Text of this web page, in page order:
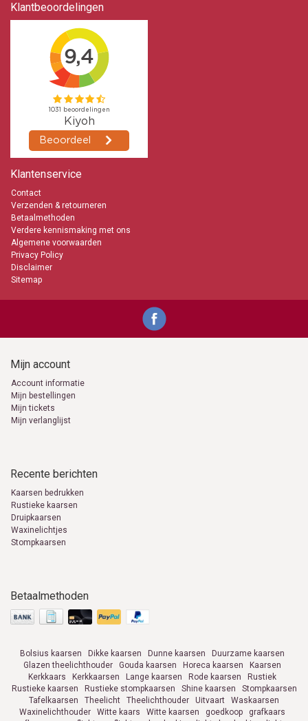
Klantbeoordelingen
Klantenservice
Contact
Verzenden & retourneren
Betaalmethoden
Verdere kennismaking met ons
Algemene voorwaarden
Privacy Policy
Disclaimer
Sitemap
Mijn account
Account informatie
Mijn bestellingen
Mijn tickets
Mijn verlanglijst
Recente berichten
Kaarsen bedrukken
Rustieke kaarsen
Druipkaarsen
Waxinelichtjes
Stompkaarsen
Betaalmethoden
Bolsius kaarsen Dikke kaarsen Dunne kaarsen
Duurzame kaarsen
Glazen theelichthouder
Gouda kaarsen Horeca kaarsen
Kaarsen
Kerkkaars
Kerkkaarsen Lange kaarsen Rode kaarsen
Rustiek
Rustieke kaarsen
Rustieke stompkaarsen Shine kaarsen
Stompkaarsen
Tafelkaarsen
Theelicht Theelichthouder Uitvaart
Waskaarsen
Waxinelichthouder
Witte kaars Witte kaarsen goedkoop
grafkaars